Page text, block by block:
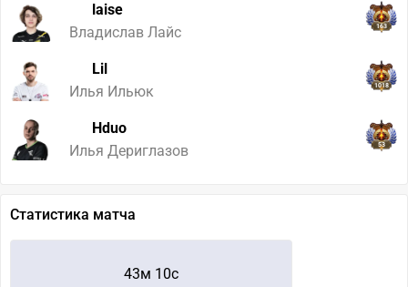
laise
Владислав Лайс
163
Lil
Илья Ильюк
1018
Hduo
Илья Дериглазов
53
Статистика матча
43м 10с